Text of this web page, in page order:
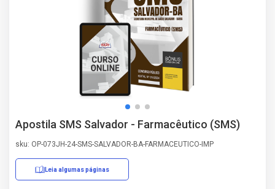
Apostila SMS Salvador - Farmacêutico (SMS)
sku: OP-073JH-24-SMS-SALVADOR-BA-FARMACEUTICO-IMP
Leia algumas páginas